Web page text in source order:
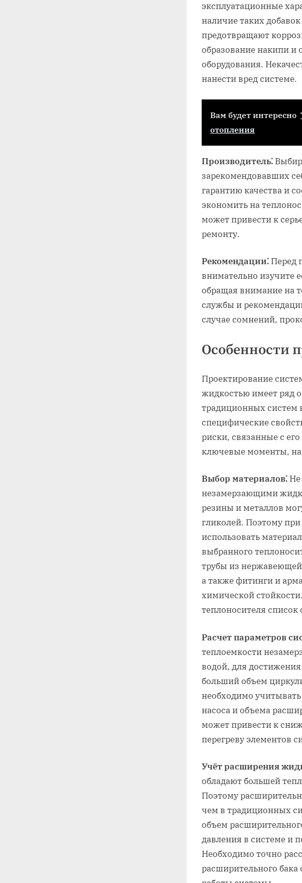
эксплуатационные
наличие таких
предотвращают
образование накипи и
оборудования.
нанести вред системе.
Вам будет интересно
отопления
Производитель⁚
зарекомендовавших
гарантию качества и
экономить на
может привести к
ремонту.
Рекомендации⁚ Перед
внимательно изучите
обращая внимание на
службы и
случае сомнений,
Особенности
Проектирование
жидкостью имеет ряд
традиционных систем
специфические
риски, связанные с
ключевые моменты, на
Выбор материалов⁚
незамерзающими
резины и металлов
гликолей. Поэтому
использовать
выбранного
трубы из
а также фитинги и
химической
теплоносителя
Расчет параметров
теплоемкости
водой, для
больший объем
необходимо
насоса и объема
может привести к
перегреву элементов
Учёт расширения
обладают большей
Поэтому
чем в традиционных
объем
давления в системе и
Необходимо точно
расширительного бака